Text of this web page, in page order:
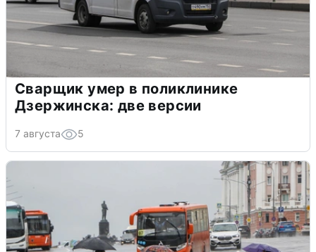
Сварщик умер в поликлинике
Дзержинска: две версии
7 августа 5